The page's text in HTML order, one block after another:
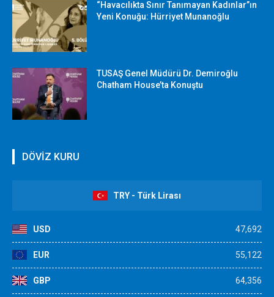
“Havacılıkta Sınır Tanımayan Kadınlar”ın
Yeni Konuğu: Hürriyet Munanoğlu
TUSAŞ Genel Müdürü Dr. Demiroğlu
Chatham House’ta Konuştu
DÖVİZ KURU
TRY - Türk Lirası
USD 47,692
EUR 55,122
GBP 64,356